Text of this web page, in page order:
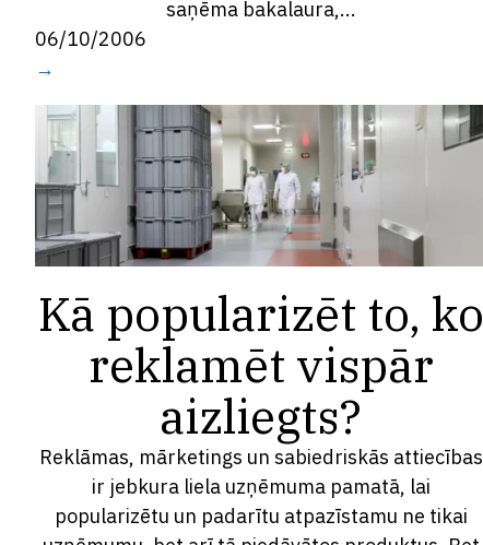
saņēma bakalaura,...
06/10/2006
→
Kā popularizēt to, ko
reklamēt vispār
aizliegts?
Reklāmas, mārketings un sabiedriskās attiecības
ir jebkura liela uzņēmuma pamatā, lai
popularizētu un padarītu atpazīstamu ne tikai